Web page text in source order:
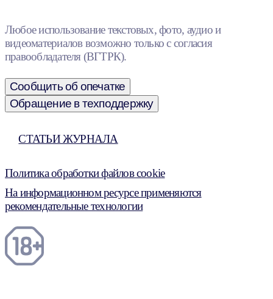
Любое использование текстовых, фото, аудио и
видеоматериалов возможно только с согласия
правообладателя (ВГТРК).
Сообщить об опечатке
Обращение в техподдержку
СТАТЬИ ЖУРНАЛА
Политика обработки файлов cookie
На информационном ресурсе применяются
рекомендательные технологии